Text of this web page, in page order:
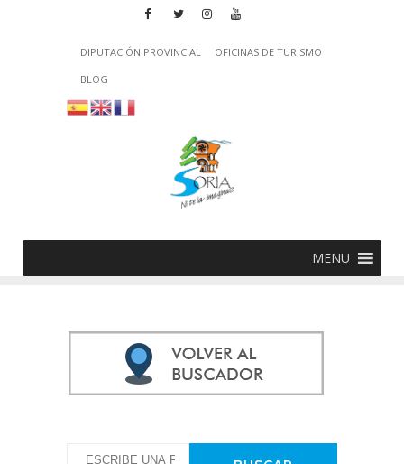
DIPUTACIÓN PROVINCIAL
OFICINAS DE TURISMO
BLOG
MENU